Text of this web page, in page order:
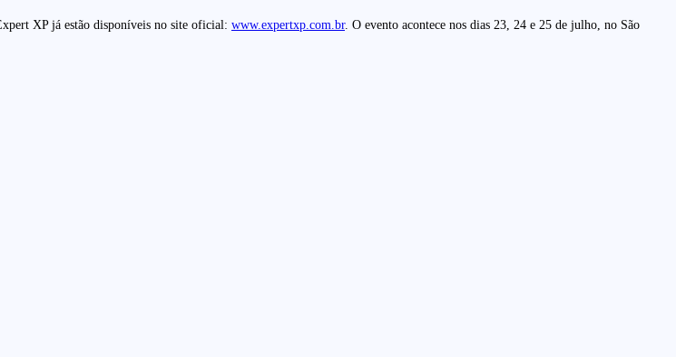
XP já estão disponíveis no site oficial: www.expertxp.com.br. O evento acontece nos dias 23, 24 e 25 de julho, no São